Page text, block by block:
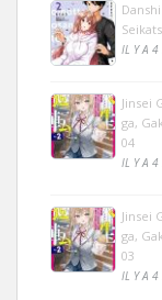
IL Y A 4
Jinsei
ga,
04
IL Y A 4
Jinsei
ga,
03
IL Y A 4